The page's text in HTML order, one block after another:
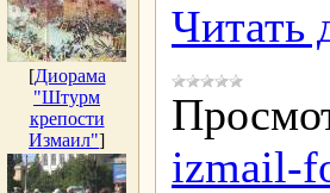
[Диорама
"Штурм
крепости
Измаил"]
Читать
izmail-